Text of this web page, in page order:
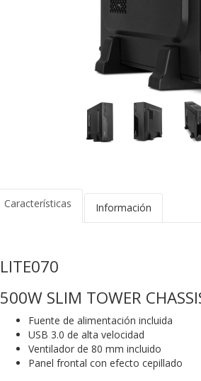
Características Información
LITE070
500W SLIM TOWER
Fuente de alimentación incluida
USB 3.0 de alta velocidad
Ventilador de 80 mm incluido
Panel frontal con efecto cepillado